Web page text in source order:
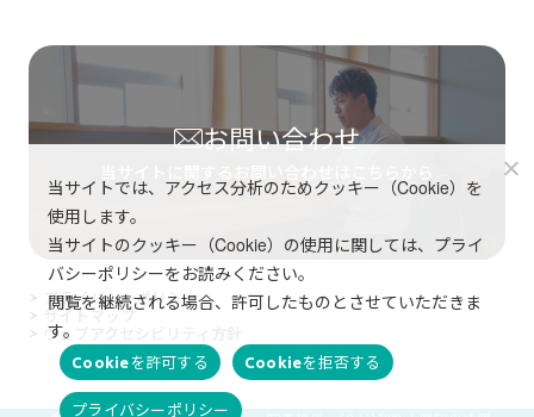
お問い合わせ
プライバシーポリシー
サイトマップ
ウェブアクセシビリティ方針
当サイトでは、アクセス分析のためクッキー（Cookie）を
使用します。
当サイトのクッキー（Cookie）の使用に関しては、プライ
バシーポリシーをお読みください。
閲覧を継続される場合、許可したものとさせていただきま
す。
Cookieを許可する Cookieを拒否する
プライバシーポリシー